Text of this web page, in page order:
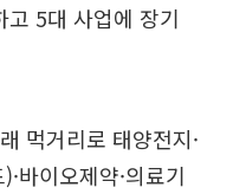
고 5대 사업에 장기
먹거리로 태양전지·
바이오제약·의료기